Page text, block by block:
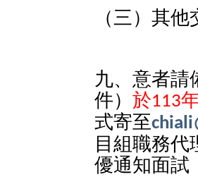
（三）其
九、意者請
件） 於113
式寄至
目組職務代
優通知面試